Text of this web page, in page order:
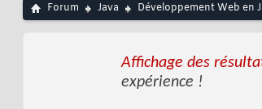
Forum Java Développement Web en
Affichage des
expérience !